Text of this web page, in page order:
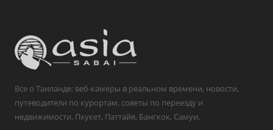
Все о Таиланде: веб-камеры в реальном времени, новости,
путеводители по курортам, советы по переезду и
недвижимости. Пхукет, Паттайя, Бангкок, Самуи.